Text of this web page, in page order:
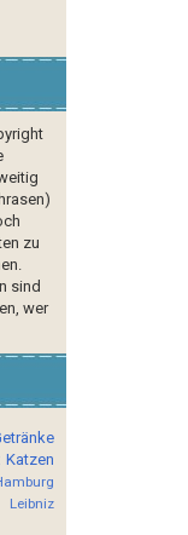
zu
sind
wer
Katzen
Leibniz